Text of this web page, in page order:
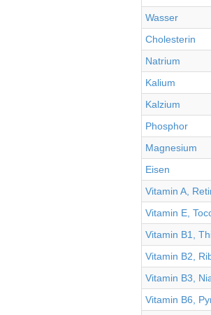
Wasser
Cholesterin
Natrium
Kalium
Kalzium
Phosphor
Magnesium
Eisen
Vitamin A,
Vitamin E,
Vitamin B1,
Vitamin B2,
Vitamin B3,
Vitamin B6,